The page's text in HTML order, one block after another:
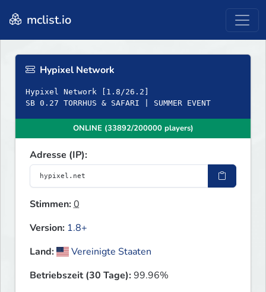
mclist.io
Hypixel Network
Hypixel Network [1.8/26.2]
SB 0.27 TORRHUS & SAFARI | SUMMER EVENT
ONLINE (33892/200000 players)
Adresse (IP):
Stimmen:0
Version: 1.8+
Land:
Vereinigte Staaten
Betriebszeit (30 Tage):99.96%